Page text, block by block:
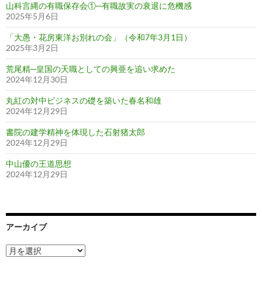
山科言縄の有職保存会①─有職故実の衰退に危機感
2025年5月6日
「大愚・花房東洋お別れの会」（令和7年3月1日）
2025年3月2日
荒尾精─皇国の天職としての興亜を追い求めた
2024年12月30日
丸紅の対中ビジネスの礎を築いた春名和雄
2024年12月29日
書院の建学精神を体現した石射猪太郎
2024年12月29日
中山優の王道思想
2024年12月29日
アーカイブ
ア
ー